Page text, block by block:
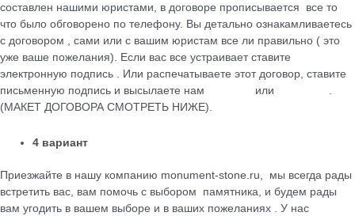
cоставлен нашими юристами, в договоре прописывается все то
что было обговорено по телефону. Вы детально ознакамливаетесь
с договором , сами или с вашим юристам все ли правильно ( это
уже ваше пожелания). Если вас все устраивает ставите
электронную подпись . Или распечатываете этот договор, ставите
письменную подпись и высылаете нам
или
(МАКЕТ ДОГОВОРА СМОТРЕТЬ НИЖЕ).
4 вариант
Приезжайте в нашу компанию monument-stone.ru, мы всегда рады
встретить вас, вам помочь с выбором памятника, и будем рады
вам угодить в вашем выборе и в ваших пожеланиях . У нас